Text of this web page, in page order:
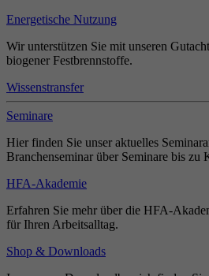
Energetische Nutzung
Wir unterstützen Sie mit unseren
biogener Festbrennstoffe.
Wissenstransfer
Seminare
Hier finden Sie unser aktuelles
Branchenseminar über Seminare bis zu
HFA-Akademie
Erfahren Sie mehr über die HFA-
für Ihren Arbeitsalltag.
Shop & Downloads